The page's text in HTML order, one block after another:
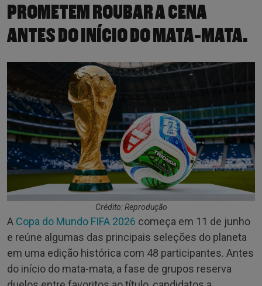
PROMETEM ROUBAR A CENA
ANTES DO INÍCIO DO MATA-MATA.
Crédito: Reprodução
A Copa do Mundo FIFA 2026 começa em 11 de junho
e reúne algumas das principais seleções do planeta
em uma edição histórica com 48 participantes. Antes
do início do mata-mata, a fase de grupos reserva